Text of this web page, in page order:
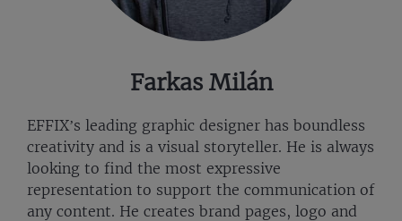
Farkas Milán
EFFIX’s leading graphic designer has boundless
creativity and is a visual storyteller. He is always
looking to find the most expressive
representation to support the communication of
any content. He creates brand pages, logo and